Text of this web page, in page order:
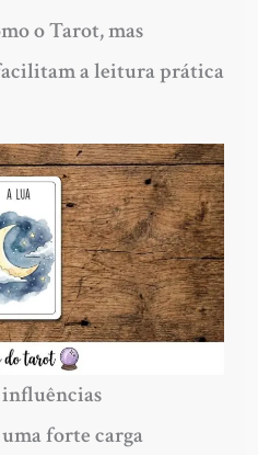
o Tarot, mas
a leitura prática
forte carga